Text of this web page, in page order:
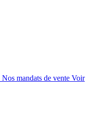
Nos mandats de vente Voir